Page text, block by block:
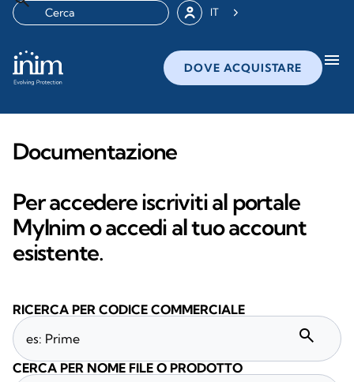
IT
DOVE ACQUISTARE menu
Documentazione
Per accedere iscriviti al portale
MyInim o accedi al tuo account
esistente.
RICERCA PER CODICE COMMERCIALE
search
CERCA PER NOME FILE O PRODOTTO